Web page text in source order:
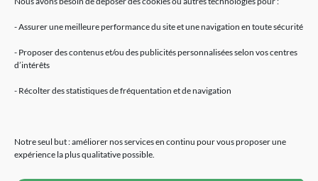
- Assurer une meilleure performance du site et une navigation en toute sécurité
- Proposer des contenus et/ou des publicités personnalisées selon vos centres
d’intérêts
- Récolter des statistiques de fréquentation et de navigation
Notre seul but : améliorer nos services en continu pour vous proposer une
expérience la plus qualitative possible.
Mentions légales
Huiles de CBD